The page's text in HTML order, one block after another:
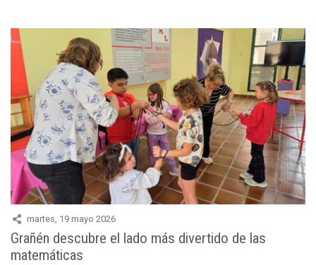
martes, 19 mayo 2026
Grañén descubre el lado más divertido de las
matemáticas